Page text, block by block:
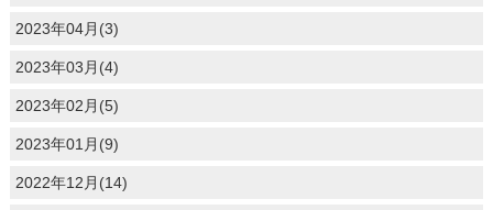
2023年04月(3)
2023年03月(4)
2023年02月(5)
2023年01月(9)
2022年12月(14)